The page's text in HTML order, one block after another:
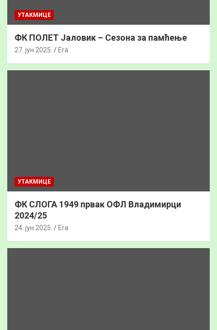
УТАКМИЦЕ
ФК ПОЛЕТ Јаловик – Сезона за памћење
27. јун 2025. Era
УТАКМИЦЕ
ФК СЛОГА 1949 првак ОФЛ Владимирци
2024/25
24. јун 2025. Era